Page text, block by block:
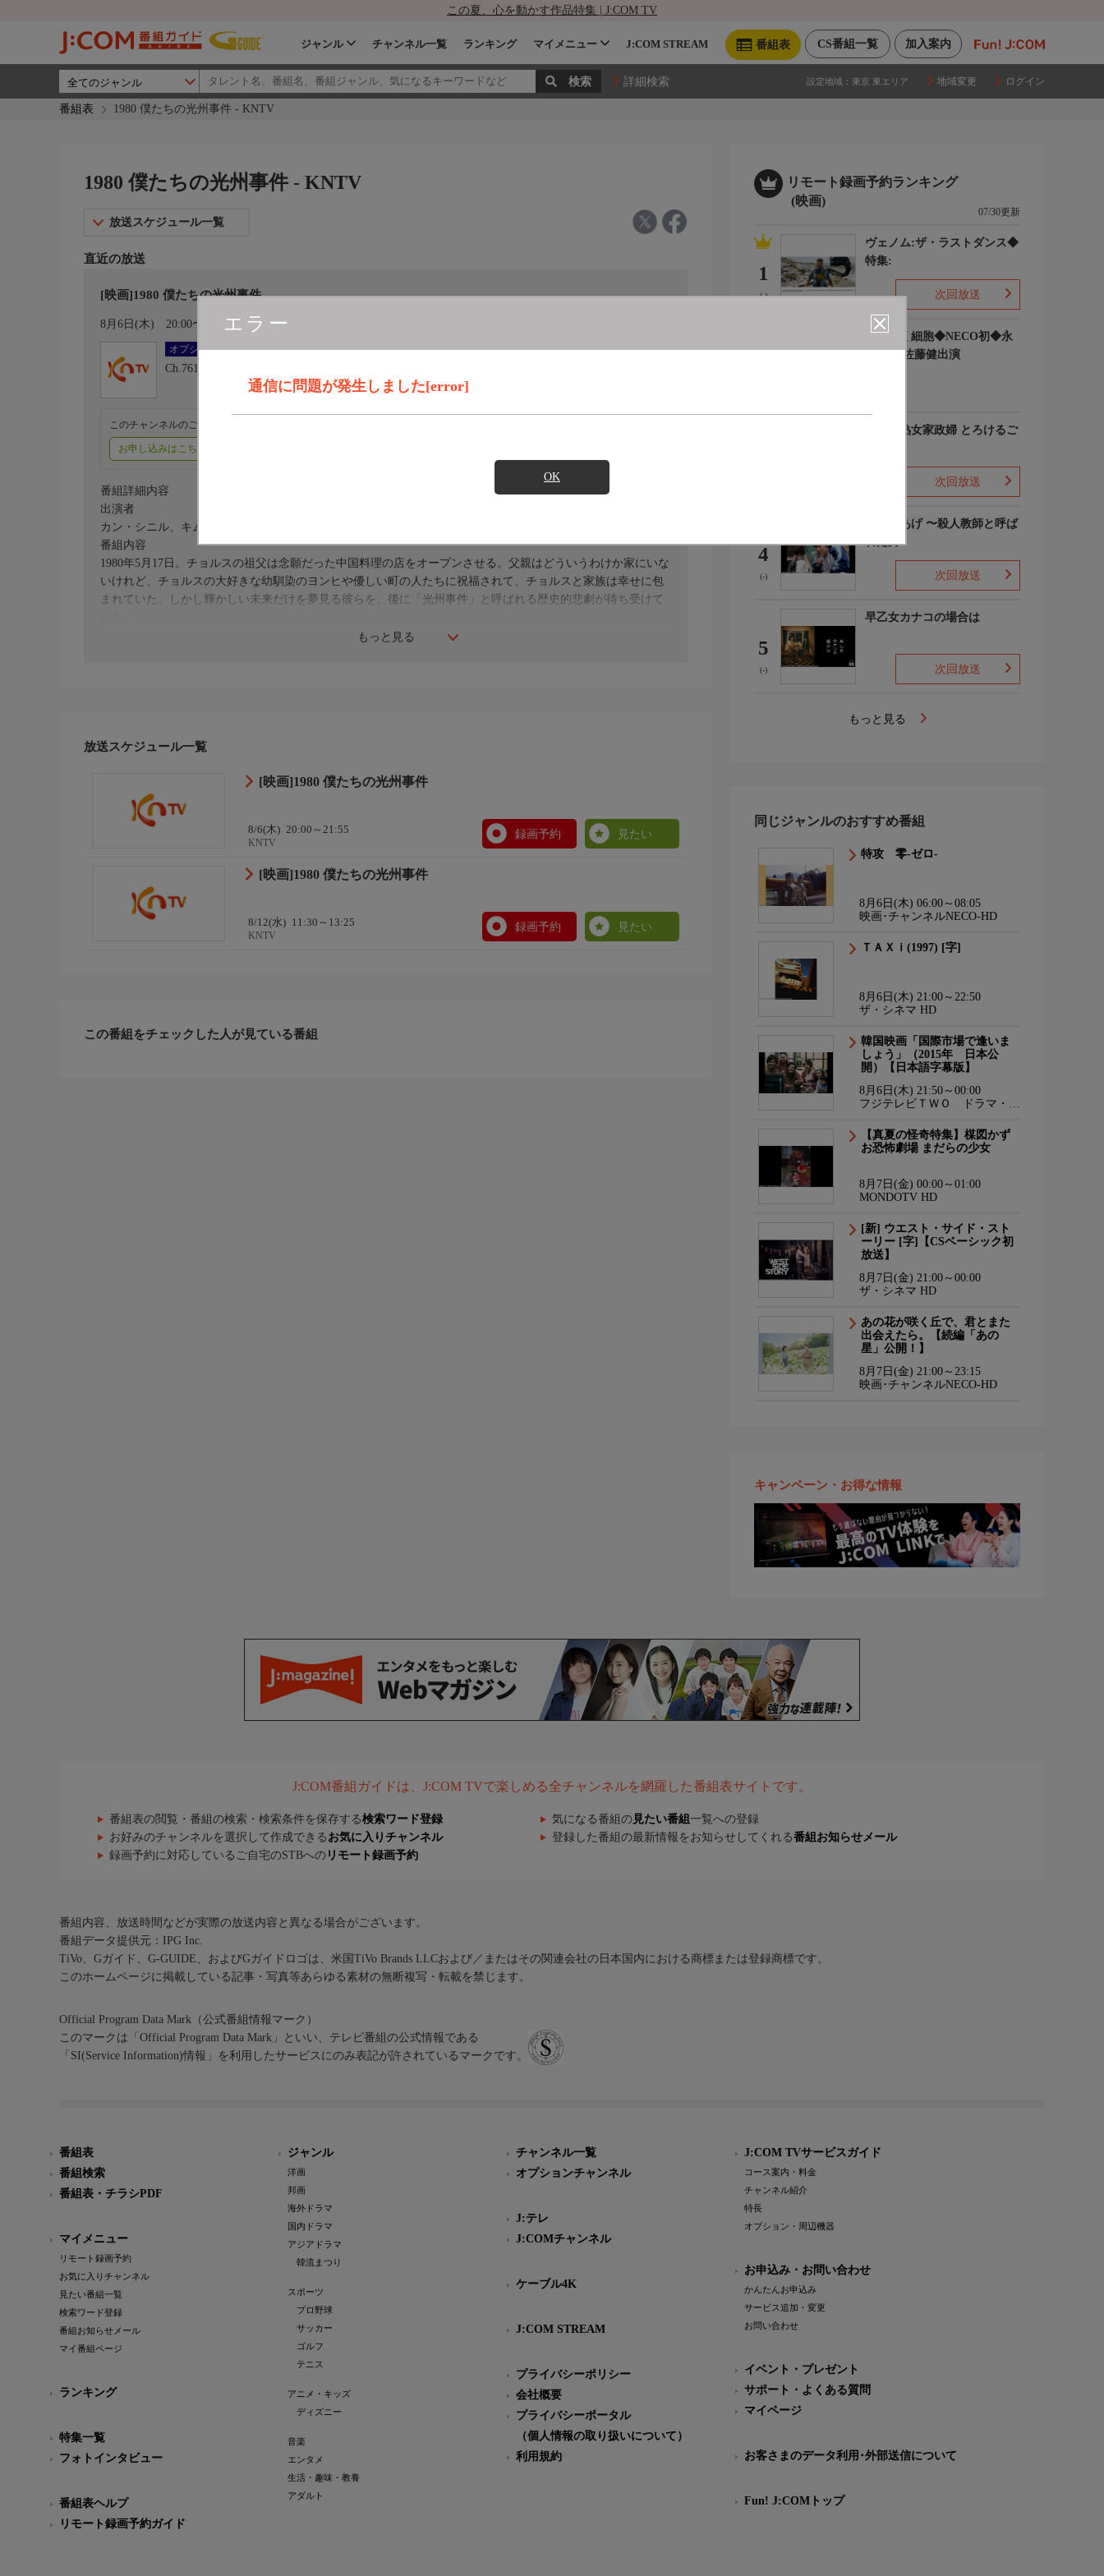
この夏、心を動かす作品特集 | J:COM TV
加入案内
CS番組一覧
番組表
ジャンル チャンネル一覧 ランキング マイメニュー J:COM STREAM
詳細検索 設定地域： 東京 東エリア 地域変更 ログイン
番組表 1980 僕たちの光州事件 - KNTV
エラー
通信に問題が発生しました[error]
OK
1980 僕たちの光州事件 - KNTV
放送スケジュール一覧
直近の放送
[映画]1980 僕たちの光州事件
8月6日(木) 20:00〜21:55 カレンダー登録
オプション
Ch.761
このチャンネルのご視聴には、オプションチャンネル(有料)のご契約が必要となります。
お申し込みはこちら
もっと見る
番組詳細内容
出演者
カン・シニル、キム・ギュリ、ペク・ソンヒョン、ハン・スヨン、ソン・ミンジェほか
番組内容
1980年5月17日。チョルスの祖父は念願だった中国料理の店をオープンさせる。父親はどういうわけか家にいな
いけれど、チョルスの大好きな幼馴染のヨンヒや優しい町の人たちに祝福されて、チョルスと家族は幸せに包
まれていた。しかし輝かしい未来だけを夢見る彼らを、後に「光州事件」と呼ばれる歴史的悲劇が待ち受けて
放送スケジュール一覧
[映画]1980 僕たちの光州事件
8/6(木) 20:00～21:55
KNTV
録画予約 見たい
[映画]1980 僕たちの光州事件
8/12(水) 11:30～13:25
KNTV
録画予約 見たい
この番組をチェックした人が見ている番組
リモート録画予約ランキング
(映画)
07/30更新
1
(-)
ヴェノム:ザ・ラストダンス◆
特集:
次回放送
はたらく細胞◆NECO初◆永
野芽郁 佐藤健出演
愛しの熟女家政婦 とろけるご
次回放送
4
(-)
でっちあげ 〜殺人教師と呼ば
れた男
次回放送
5
(-)
早乙女カナコの場合は
次回放送
もっと見る
同じジャンルのおすすめ番組
特攻 零-ゼロ-
8月6日(木) 06:00～08:05
映画･チャンネルNECO-HD
ＴＡＸｉ(1997) [字]
8月6日(木) 21:00～22:50
ザ・シネマ HD
韓国映画「国際市場で逢いま
しょう」（2015年 日本公
開）【日本語字幕版】
8月6日(木) 21:50～00:00
フジテレビＴＷＯ ドラマ・ア
【真夏の怪奇特集】楳図かず
お恐怖劇場 まだらの少女
8月7日(金) 00:00～01:00
MONDOTV HD
[新] ウエスト・サイド・スト
ーリー [字]【CSベーシック初
放送】
8月7日(金) 21:00～00:00
ザ・シネマ HD
あの花が咲く丘で、君とまた
出会えたら。【続編「あの
星」公開！】
8月7日(金) 21:00～23:15
映画･チャンネルNECO-HD
キャンペーン・お得な情報
J:COM番組ガイドは、J:COM TVで楽しめる全チャンネルを網羅した番組表サイトです。
番組表の閲覧・番組の検索・検索条件を保存する検索ワード登録 気になる番組の 見たい番組 一覧への登録
お好みのチャンネルを選択して作成できる お気に入りチャンネル 登録した番組の最新情報をお知らせしてくれる番組お知らせメール
録画予約に対応しているご自宅のSTBへの リモート録画予約
番組内容、放送時間などが実際の放送内容と異なる場合がございます。
番組データ提供元：IPG Inc.
TiVo、Gガイド、G-GUIDE、およびGガイドロゴは、米国TiVo Brands LLCおよび／またはその関連会社の日本国内における商標または登録商標です。
このホームページに掲載している記事・写真等あらゆる素材の無断複写・転載を禁じます。
Official Program Data Mark（公式番組情報マーク）
このマークは「Official Program Data Mark」といい、テレビ番組の公式情報である
「SI(Service Information)情報」を利用したサービスにのみ表記が許されているマークです。
番組表
番組検索
番組表・チラシPDF
マイメニュー
リモート録画予約
お気に入りチャンネル
見たい番組一覧
検索ワード登録
番組お知らせメール
マイ番組ページ
ランキング
特集一覧
フォトインタビュー
番組表ヘルプ
リモート録画予約ガイド
ジャンル
洋画
邦画
海外ドラマ
国内ドラマ
アジアドラマ
韓流まつり
スポーツ
プロ野球
サッカー
ゴルフ
テニス
アニメ・キッズ
ディズニー
音楽
エンタメ
生活・趣味・教養
アダルト
チャンネル一覧
オプションチャンネル
J:テレ
J:COMチャンネル
ケーブル4K
J:COM STREAM
プライバシーポリシー
会社概要
プライバシーポータル
（個人情報の取り扱いについて）
利用規約
J:COM TVサービスガイド
コース案内・料金
チャンネル紹介
特長
オプション・周辺機器
お申込み・お問い合わせ
かんたんお申込み
サービス追加・変更
お問い合わせ
イベント・プレゼント
サポート・よくある質問
マイページ
お客さまのデータ利用･外部送信について
Fun! J:COMトップ